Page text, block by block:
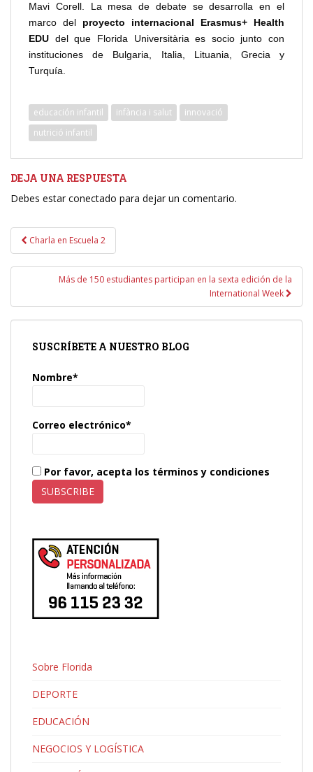
Mavi Corell. La mesa de debate se desarrolla en el
marco del proyecto internacional Erasmus+ Health
EDU del que Florida Universitària es socio junto con
instituciones de Bulgaria, Italia, Lituania, Grecia y
Turquía.
educación infantil infància i salut
innovació
nutrició infantil
DEJA UNA RESPUESTA
Debes estar conectado para dejar un comentario.
Navegación
de
entradas
Charla en Escuela 2
Más de 150 estudiantes participan en la sexta edición de la
International Week
SUSCRÍBETE A NUESTRO BLOG
Nombre*
Correo electrónico*
Por favor, acepta los términos y condiciones
Sobre Florida
DEPORTE
EDUCACIÓN
NEGOCIOS Y LOGÍSTICA